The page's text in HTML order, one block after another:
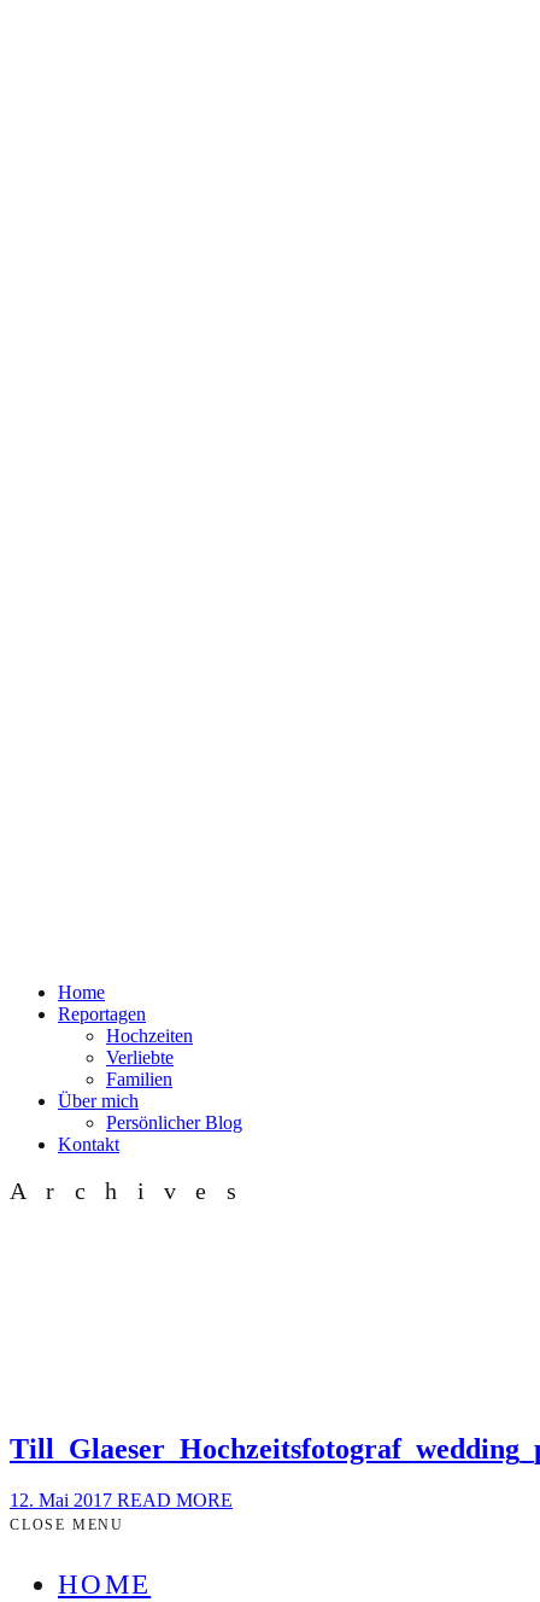
Home
Reportagen
Hochzeiten
Verliebte
Familien
Über mich
Persönlicher Blog
Kontakt
Archives
12. Mai 2017 READ MORE
CLOSE MENU
HOME